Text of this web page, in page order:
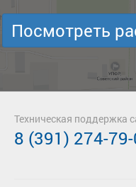
Посмотреть
Техническая поддержка
8 (391) 274-